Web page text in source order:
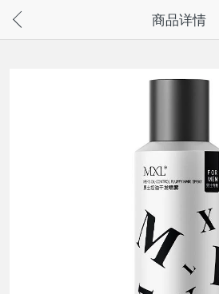
请通过微信或支付宝搜“奇兔客小程序”访问
商品详情